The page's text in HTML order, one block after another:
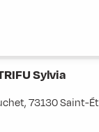
Sylvia
73130 Saint-